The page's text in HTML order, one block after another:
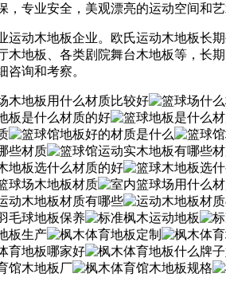
专业安全，美观漂亮的运动空间和艺
动木地板企业。欧氏运动木地板长
地板、各类剧院舞台木地板等，长
询和考察。